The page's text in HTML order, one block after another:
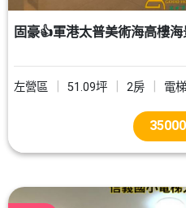
固豪👍軍港太普美術海高樓
左營區 51.09坪 2房 電
35000